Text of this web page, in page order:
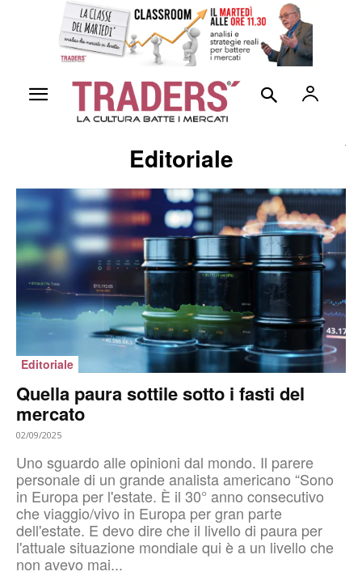
Editoriale
Editoriale
Quella paura sottile sotto i fasti del
mercato
02/09/2025
Uno sguardo alle opinioni dal mondo. Il parere
personale di un grande analista americano “Sono
in Europa per l'estate. È il 30° anno consecutivo
che viaggio/vivo in Europa per gran parte
dell'estate. E devo dire che il livello di paura per
l'attuale situazione mondiale qui è a un livello che
non avevo mai...